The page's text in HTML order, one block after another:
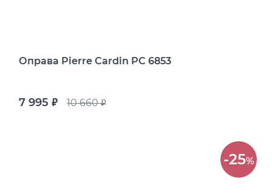
Оправа Pierre Cardin PC 6853
7 995 руб. 10 660руб.
-25%